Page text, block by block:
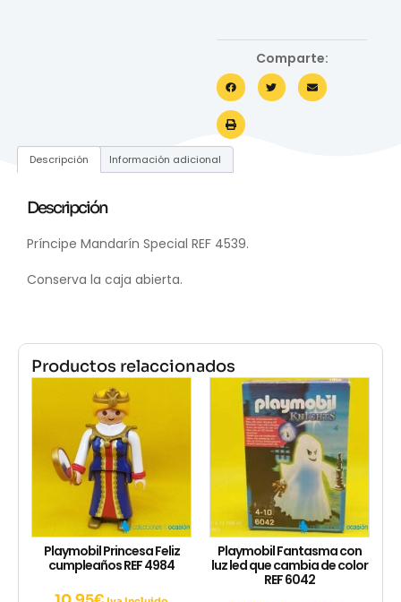
Comparte:
Descripción Información adicional
Descripción
Príncipe Mandarín Special REF 4539.
Conserva la caja abierta.
Productos relaccionados
Playmobil Princesa Feliz
cumpleaños REF 4984
Playmobil Fantasma con
luz led que cambia de color
REF 6042